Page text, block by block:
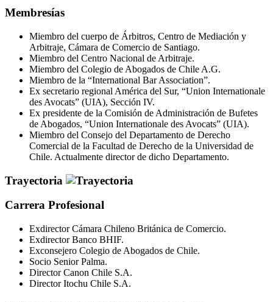
Membresías
Miembro del cuerpo de Árbitros, Centro de Mediación y
Arbitraje, Cámara de Comercio de Santiago.
Miembro del Centro Nacional de Arbitraje.
Miembro del Colegio de Abogados de Chile A.G.
Miembro de la “International Bar Association”.
Ex secretario regional América del Sur, “Union Internationale
des Avocats” (UIA), Sección IV.
Ex presidente de la Comisión de Administración de Bufetes
de Abogados, “Union Internationale des Avocats” (UIA).
Miembro del Consejo del Departamento de Derecho
Comercial de la Facultad de Derecho de la Universidad de
Chile. Actualmente director de dicho Departamento.
Trayectoria
Carrera Profesional
Exdirector Cámara Chileno Británica de Comercio.
Exdirector Banco BHIF.
Exconsejero Colegio de Abogados de Chile.
Socio Senior Palma.
Director Canon Chile S.A.
Director Itochu Chile S.A.